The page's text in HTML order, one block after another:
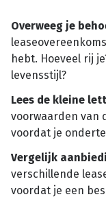
Overweeg je
hebt. Hoeveel rij
levensstijl?
Lees de kleine
voorwaarden van
voordat je
Vergelijk
verschillende
voordat je een